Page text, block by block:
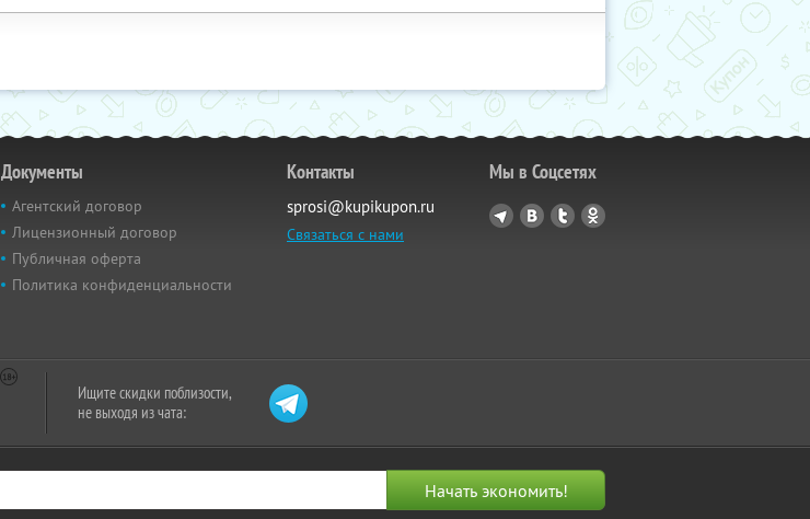
Документы
Агентский договор
Лицензионный договор
Публичная оферта
Политика конфиденциальности
Контакты
sprosi@kupikupon.ru
Связаться с нами
Мы в Соцсетях
Ищите скидки поблизости,
не выходя из чата: